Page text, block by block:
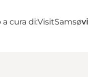
cura di:VisitSamsø